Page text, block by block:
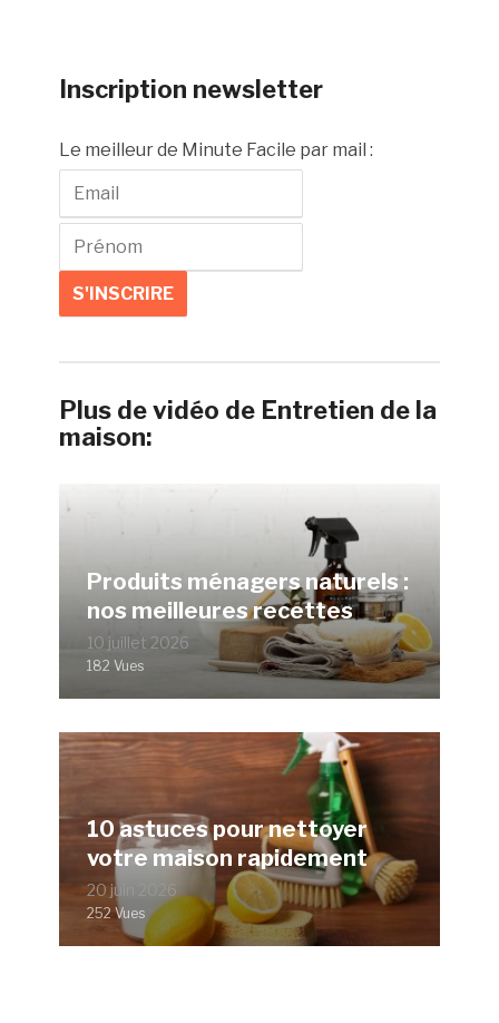
Inscription newsletter
Le meilleur de Minute Facile par mail :
Plus de vidéo de Entretien de la
maison:
Produits ménagers naturels :
nos meilleures recettes
10 juillet 2026
182 Vues
10 astuces pour nettoyer
votre maison rapidement
20 juin 2026
252 Vues